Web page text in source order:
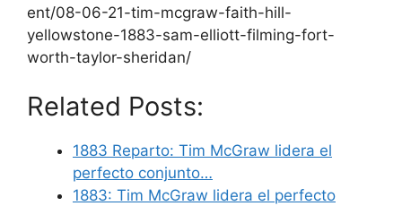
ent/08-06-21-tim-mcgraw-faith-hill-
yellowstone-1883-sam-elliott-filming-fort-
worth-taylor-sheridan/
Related Posts:
1883 Reparto: Tim McGraw lidera el
perfecto conjunto…
1883: Tim McGraw lidera el perfecto